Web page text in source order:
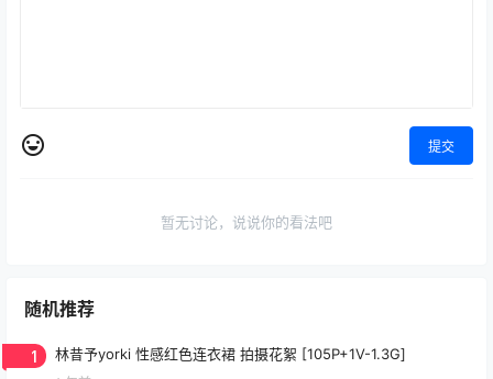
提交
暂无讨论，说说你的看法吧
随机推荐
1 林昔予yorki 性感红色连衣裙 拍摄花絮 [105P+1V-1.3G]